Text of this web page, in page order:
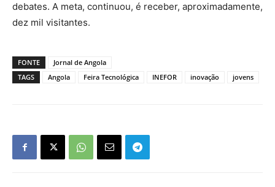
debates. A meta, continuou, é receber, aproximadamente,
dez mil visitantes.
FONTE
Jornal de Angola
TAGS
Angola Feira Tecnológica INEFOR inovação jovens